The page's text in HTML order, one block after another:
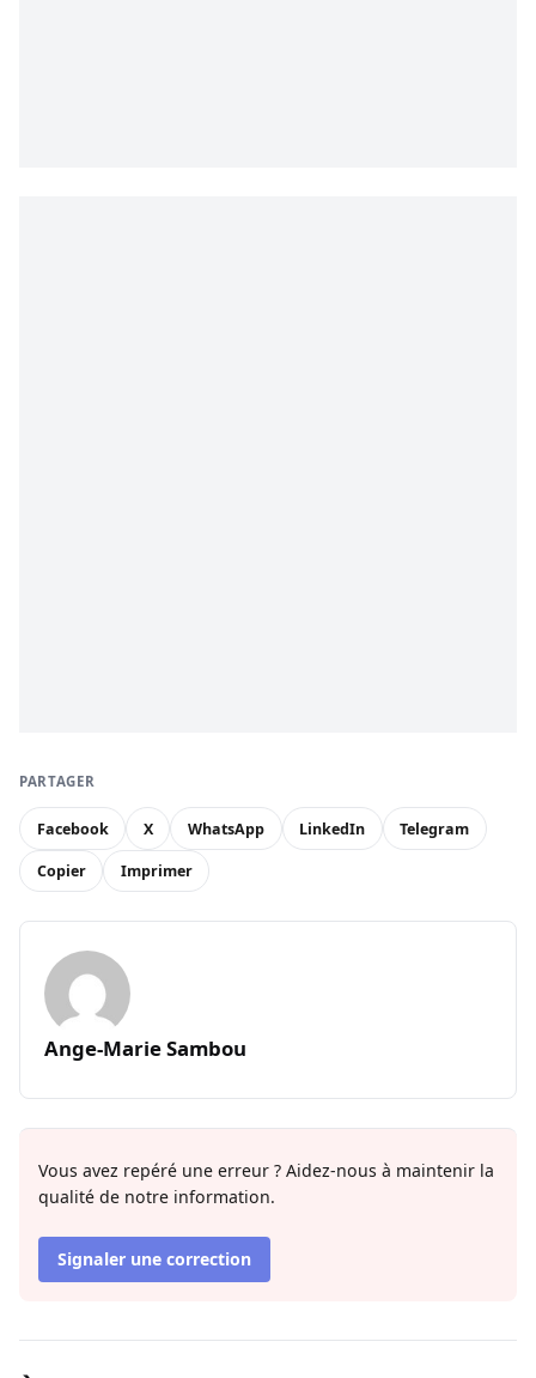
PARTAGER
Facebook X WhatsApp LinkedIn Telegram
Copier Imprimer
Ange-Marie Sambou
Vous avez repéré une erreur ? Aidez-nous à maintenir la
qualité de notre information.
Signaler une correction